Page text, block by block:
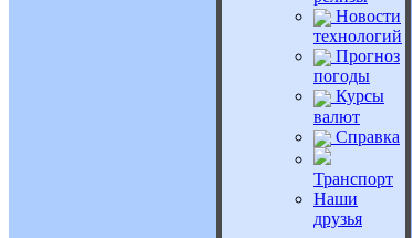
Новости
технологий
Прогноз
погоды
Курсы
валют
Справка
Транспорт
Наши
друзья